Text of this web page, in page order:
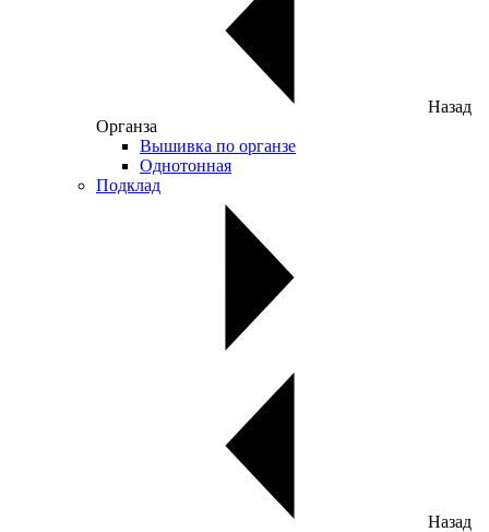
Назад
Органза
Вышивка по органзе
Однотонная
Подклад
Назад